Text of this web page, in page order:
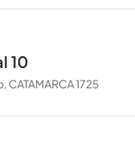
10
CATAMARCA 1725